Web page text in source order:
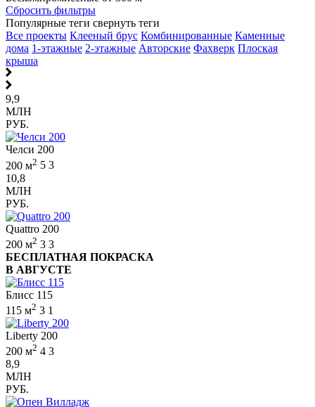
Сбросить фильтры
Популярные теги свернуть теги
Все проекты Клееный брус Комбинированные Каменные
дома 1-этажные 2-этажные Авторские Фахверк Плоская
крыша
9,9
МЛН
РУБ.
Челси 200
200 м2 5 3
10,8
МЛН
РУБ.
Quattro 200
200 м2 3 3
БЕСПЛАТНАЯ ПОКРАСКА
В АВГУСТЕ
Блисс 115
115 м2 3 1
Liberty 200
200 м2 4 3
8,9
МЛН
РУБ.